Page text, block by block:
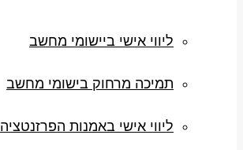
ליווי אישי ביישומי מחשב
תמיכה מרחוק בישומי מחשב
ליווי אישי באמנות הפרזנטציה